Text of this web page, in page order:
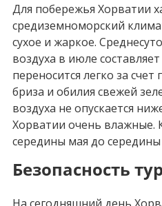
Для побережья Хорватии
средиземноморский
сухое и жаркое.
воздуха в июле
переносится легко за
бриза и обилия свежей
воздуха не опускается
Хорватии очень влажные.
середины мая до середины
Безопасность